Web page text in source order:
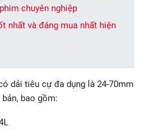
chuyên nghiệp
nhất và đáng mua nhất hiện
dải tiêu cự đa dụng là 24-70mm
bao gồm: